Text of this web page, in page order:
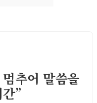
추어 말씀을
”